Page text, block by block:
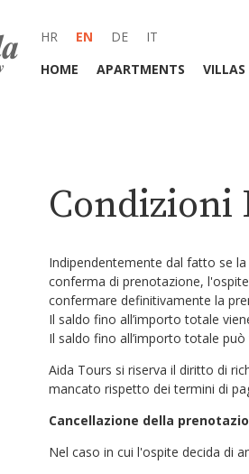
HR EN DE
IT
HOME
APARTMENTS VILLAS
Condizioni
Indipendentemente dal fatto se
conferma di prenotazione,
confermare definitivamente la
Il saldo fino all’importo totale
Il saldo fino all’importo totale
Aida Tours si riserva il diritto di
mancato rispetto dei termini di
Cancellazione della
Nel caso in cui l'ospite decida di